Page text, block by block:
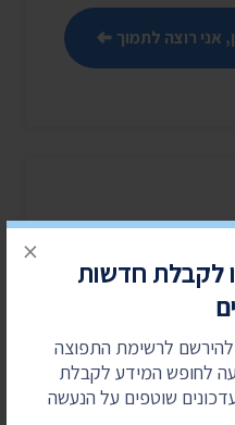
לקבלת חדשות
להירשם לרשימת התפוצה
לחופש המידע לקבלת
שוטפים על הנעשה
×
אני רוצה לתמוך
לימודי ליבה במוסדות
של השרה עידית סילמן